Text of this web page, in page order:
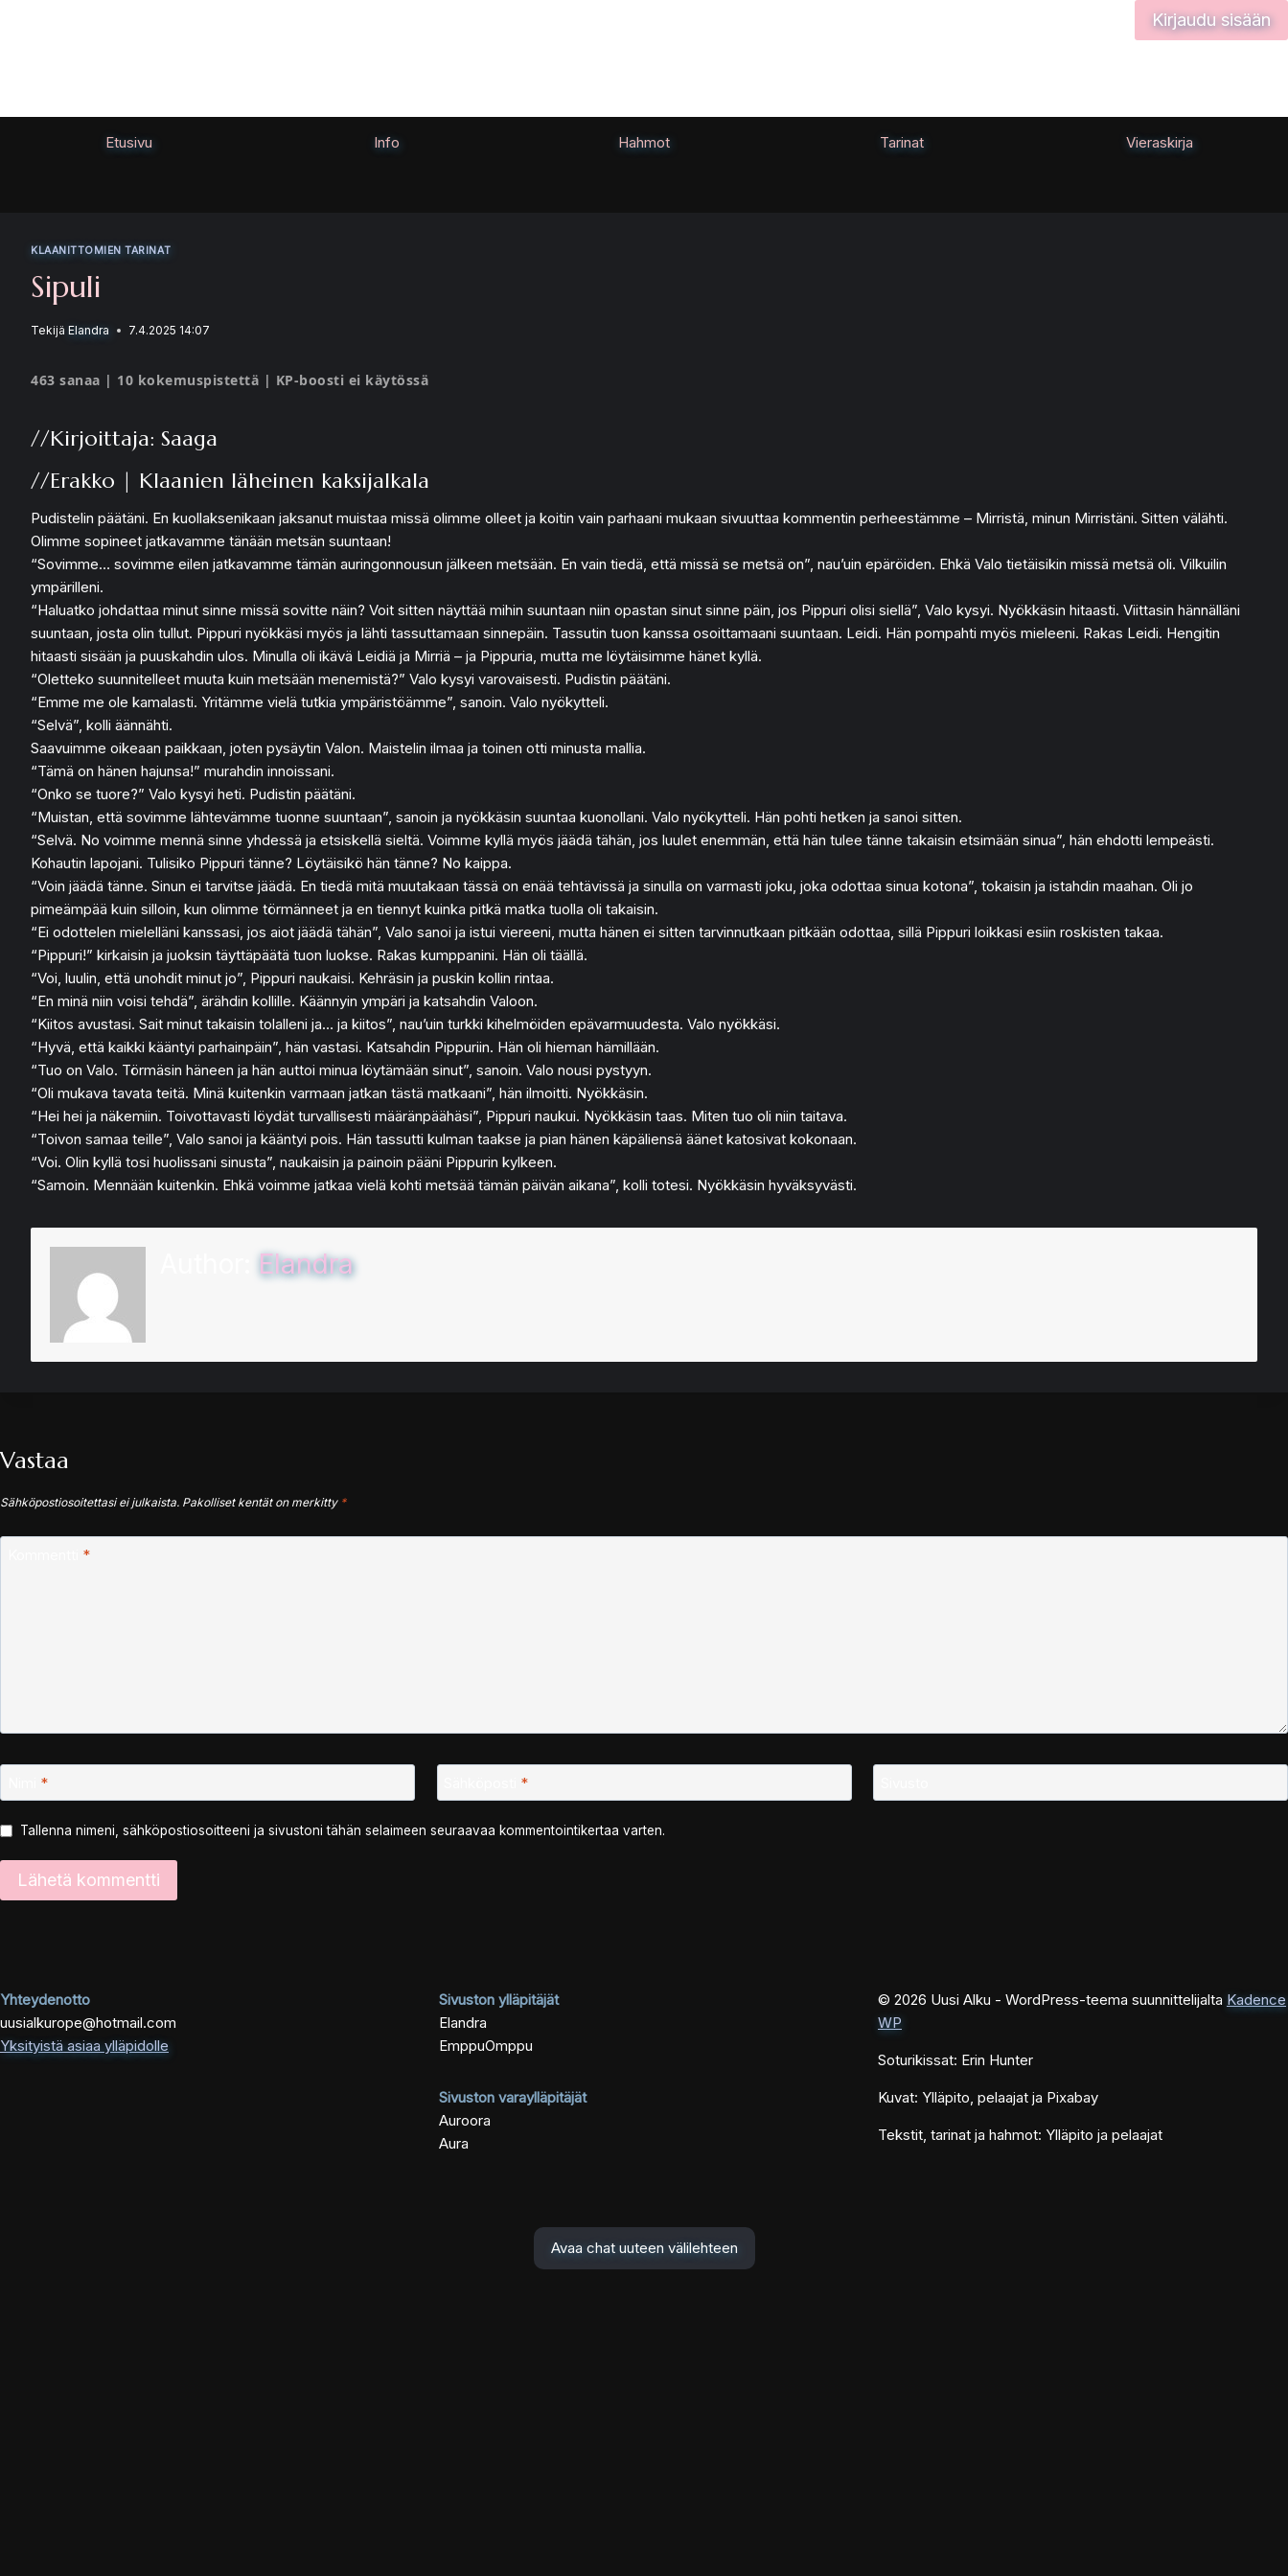
Kirjaudu sisään
Etusivu Info Hahmot Tarinat Vieraskirja
KLAANITTOMIEN TARINAT
Sipuli
Tekijä Elandra 7.4.2025 14:07
463 sanaa | 10 kokemuspistettä | KP-boosti ei käytössä
//Kirjoittaja: Saaga
//Erakko | Klaanien läheinen kaksijalkala
Pudistelin päätäni. En kuollaksenikaan jaksanut muistaa missä olimme olleet ja koitin vain parhaani mukaan sivuuttaa kommentin perheestämme – Mirristä, minun Mirristäni. Sitten välähti.
Olimme sopineet jatkavamme tänään metsän suuntaan!
“Sovimme… sovimme eilen jatkavamme tämän auringonnousun jälkeen metsään. En vain tiedä, että missä se metsä on”, nau’uin epäröiden. Ehkä Valo tietäisikin missä metsä oli. Vilkuilin
ympärilleni.
“Haluatko johdattaa minut sinne missä sovitte näin? Voit sitten näyttää mihin suuntaan niin opastan sinut sinne päin, jos Pippuri olisi siellä”, Valo kysyi. Nyökkäsin hitaasti. Viittasin hännälläni
suuntaan, josta olin tullut. Pippuri nyökkäsi myös ja lähti tassuttamaan sinnepäin. Tassutin tuon kanssa osoittamaani suuntaan. Leidi. Hän pompahti myös mieleeni. Rakas Leidi. Hengitin
hitaasti sisään ja puuskahdin ulos. Minulla oli ikävä Leidiä ja Mirriä – ja Pippuria, mutta me löytäisimme hänet kyllä.
“Oletteko suunnitelleet muuta kuin metsään menemistä?” Valo kysyi varovaisesti. Pudistin päätäni.
“Emme me ole kamalasti. Yritämme vielä tutkia ympäristöämme”, sanoin. Valo nyökytteli.
“Selvä”, kolli äännähti.
Saavuimme oikeaan paikkaan, joten pysäytin Valon. Maistelin ilmaa ja toinen otti minusta mallia.
“Tämä on hänen hajunsa!” murahdin innoissani.
“Onko se tuore?” Valo kysyi heti. Pudistin päätäni.
“Muistan, että sovimme lähtevämme tuonne suuntaan”, sanoin ja nyökkäsin suuntaa kuonollani. Valo nyökytteli. Hän pohti hetken ja sanoi sitten.
“Selvä. No voimme mennä sinne yhdessä ja etsiskellä sieltä. Voimme kyllä myös jäädä tähän, jos luulet enemmän, että hän tulee tänne takaisin etsimään sinua”, hän ehdotti lempeästi.
Kohautin lapojani. Tulisiko Pippuri tänne? Löytäisikö hän tänne? No kaippa.
“Voin jäädä tänne. Sinun ei tarvitse jäädä. En tiedä mitä muutakaan tässä on enää tehtävissä ja sinulla on varmasti joku, joka odottaa sinua kotona”, tokaisin ja istahdin maahan. Oli jo
pimeämpää kuin silloin, kun olimme törmänneet ja en tiennyt kuinka pitkä matka tuolla oli takaisin.
“Ei odottelen mielelläni kanssasi, jos aiot jäädä tähän”, Valo sanoi ja istui viereeni, mutta hänen ei sitten tarvinnutkaan pitkään odottaa, sillä Pippuri loikkasi esiin roskisten takaa.
“Pippuri!” kirkaisin ja juoksin täyttäpäätä tuon luokse. Rakas kumppanini. Hän oli täällä.
“Voi, luulin, että unohdit minut jo”, Pippuri naukaisi. Kehräsin ja puskin kollin rintaa.
“En minä niin voisi tehdä”, ärähdin kollille. Käännyin ympäri ja katsahdin Valoon.
“Kiitos avustasi. Sait minut takaisin tolalleni ja… ja kiitos”, nau’uin turkki kihelmöiden epävarmuudesta. Valo nyökkäsi.
“Hyvä, että kaikki kääntyi parhainpäin”, hän vastasi. Katsahdin Pippuriin. Hän oli hieman hämillään.
“Tuo on Valo. Törmäsin häneen ja hän auttoi minua löytämään sinut”, sanoin. Valo nousi pystyyn.
“Oli mukava tavata teitä. Minä kuitenkin varmaan jatkan tästä matkaani”, hän ilmoitti. Nyökkäsin.
“Hei hei ja näkemiin. Toivottavasti löydät turvallisesti määränpäähäsi”, Pippuri naukui. Nyökkäsin taas. Miten tuo oli niin taitava.
“Toivon samaa teille”, Valo sanoi ja kääntyi pois. Hän tassutti kulman taakse ja pian hänen käpäliensä äänet katosivat kokonaan.
“Voi. Olin kyllä tosi huolissani sinusta”, naukaisin ja painoin pääni Pippurin kylkeen.
“Samoin. Mennään kuitenkin. Ehkä voimme jatkaa vielä kohti metsää tämän päivän aikana”, kolli totesi. Nyökkäsin hyväksyvästi.
Elandra
Vastaa
Sähköpostiosoitettasi ei julkaista. Pakolliset kentät on merkitty *
*
* *
Tallenna nimeni, sähköpostiosoitteeni ja sivustoni tähän selaimeen seuraavaa kommentointikertaa varten.
Yhteydenotto
uusialkurope@hotmail.com
Yksityistä asiaa ylläpidolle
Sivuston ylläpitäjät
Elandra
EmppuOmppu
Sivuston varaylläpitäjät
Auroora
Aura
© 2026 Uusi Alku - WordPress-teema suunnittelijalta Kadence
WP
Soturikissat: Erin Hunter
Kuvat: Ylläpito, pelaajat ja Pixabay
Tekstit, tarinat ja hahmot: Ylläpito ja pelaajat
Avaa chat uuteen välilehteen